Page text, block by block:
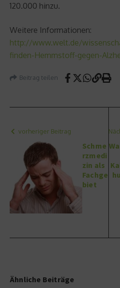
120.000 hinzu.
Weitere Informationen:
http://www.welt.de/
finden-Hemmstoff-gegen-
Beitrag teilen
vorheriger Beitrag
Schme
rzmedi
zin als
Fachge
biet
Ähnliche Beiträge